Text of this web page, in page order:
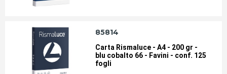
LASER ROTOLI PER CALCOLATRICI
85814
Carta Rismaluce - A4 - 200 gr -
blu cobalto 66 - Favini - conf. 125
fogli